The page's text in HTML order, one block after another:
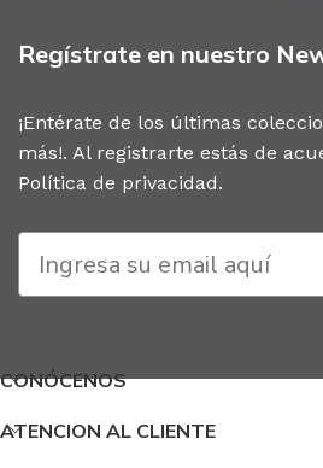
Regístrate en nuestro
¡Entérate de los últimas
más!. Al registrarte estás de
Política de privacidad.
CONÓCENOS
ATENCION AL CLIENTE